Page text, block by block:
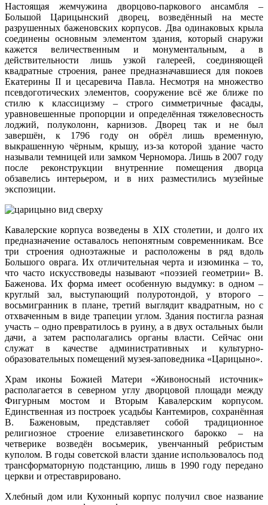
Настоящая жемчужина дворцово-паркового ансамбля –
Большой Царицынский дворец, возведённый на месте
разрушенных баженовских корпусов. Два одинаковых крыла
соединены основным элементом здания, который снаружи
кажется величественным и монументальным, а в
действительности лишь узкой галереей, соединяющей
квадратные строения, ранее предназначавшиеся для покоев
Екатерины II и цесаревича Павла. Несмотря на множество
псевдоготических элементов, сооружение всё же ближе по
стилю к классицизму – строго симметричные фасады,
уравновешенные пропорции и определённая тяжеловесность
лоджий, полуколонн, карнизов. Дворец так и не был
завершён, к 1796 году он обрёл лишь временную,
выкрашенную чёрным, крышу, из-за которой здание часто
называли темницей или замком Черномора. Лишь в 2007 году
после реконструкции внутренние помещения дворца
обзавелись интерьером, и в них разместились музейные
экспозиции.
Кавалерские корпуса возведены в XIX столетии, и долго их
предназначение оставалось непонятным современникам. Все
три строения одноэтажные и расположены в ряд вдоль
Большого оврага. Их отличительная черта и изюминка – то,
что часто искусствоведы называют «поэзией геометрии» В.
Баженова. Их форма имеет особенную выдумку: в одном –
круглый зал, выступающий полуротондой, у второго –
восьмигранник в плане, третий выглядит квадратным, но с
отхваченным в виде трапеции углом. Здания постигла разная
участь – одно превратилось в руину, а в двух остальных были
дачи, а затем располагались органы власти. Сейчас они
служат в качестве административных и культурно-
образовательных помещений музея-заповедника «Царицыно».
Храм иконы Божией Матери «Живоносный источник»
располагается в северном углу дворцовой площади между
Фигурным мостом и Вторым Кавалерским корпусом.
Единственная из построек усадьбы Кантемиров, сохранённая
В. Баженовым, представляет собой традиционное
религиозное строение елизаветинского барокко – на
четверике возведён восьмерик, увенчанный ребристым
куполом. В годы советской власти здание использовалось под
трансформаторную подстанцию, лишь в 1990 году передано
церкви и отреставрировано.
Хлебный дом или Кухонный корпус получил свое название